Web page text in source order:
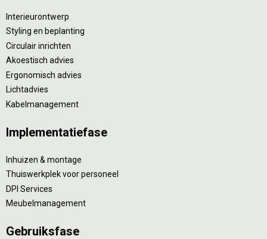
Interieurontwerp
Styling en beplanting
Circulair inrichten
Akoestisch advies
Ergonomisch advies
Lichtadvies
Kabelmanagement
Implementatiefase
Inhuizen & montage
Thuiswerkplek voor personeel
DPI Services
Meubelmanagement
Gebruiksfase